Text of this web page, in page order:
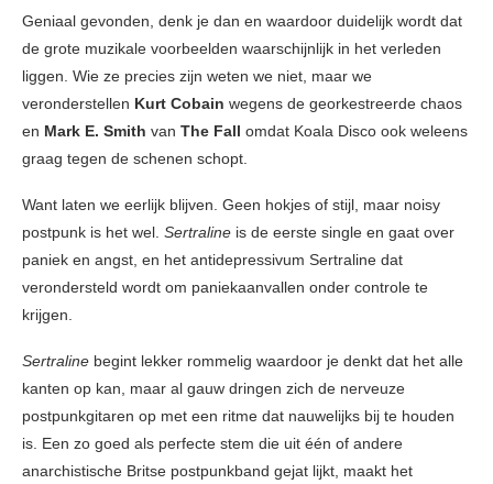
Geniaal gevonden, denk je dan en waardoor duidelijk wordt dat
de grote muzikale voorbeelden waarschijnlijk in het verleden
liggen. Wie ze precies zijn weten we niet, maar we
veronderstellen Kurt Cobain wegens de georkestreerde chaos
en Mark E. Smith van The Fall omdat Koala Disco ook weleens
graag tegen de schenen schopt.
Want laten we eerlijk blijven. Geen hokjes of stijl, maar noisy
postpunk is het wel. Sertraline is de eerste single en gaat over
paniek en angst, en het antidepressivum Sertraline dat
verondersteld wordt om paniekaanvallen onder controle te
krijgen.
Sertraline begint lekker rommelig waardoor je denkt dat het alle
kanten op kan, maar al gauw dringen zich de nerveuze
postpunkgitaren op met een ritme dat nauwelijks bij te houden
is. Een zo goed als perfecte stem die uit één of andere
anarchistische Britse postpunkband gejat lijkt, maakt het